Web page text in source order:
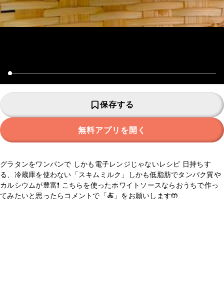
保存する
無料アプリを開く
グラタンをワンパンで しかも電子レンジじゃないレシピ 日持ちす
る、冷蔵庫を使わない「スキムミルク」しかも低脂肪でタンパク質や
カルシウムが豊富❗️ こちらを使ったホワイトソースならおうちで作っ
てみたいと思ったらコメントで「🍝」をお願いします🤲